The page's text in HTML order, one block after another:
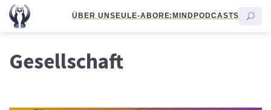
ÜBER UNSEULE-ABORE:MINDPODCASTS
Gesellschaft